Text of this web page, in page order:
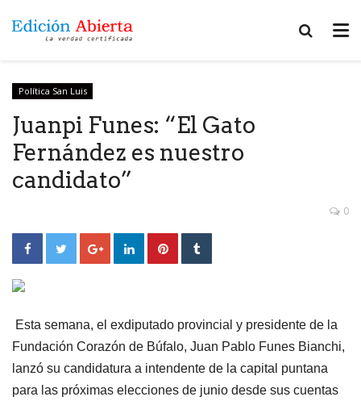
Política San Luis
Juanpi Funes: “El Gato
Fernández es nuestro
candidato”
0
Esta semana, el exdiputado provincial y presidente de la
Fundación Corazón de Búfalo, Juan Pablo Funes Bianchi,
lanzó su candidatura a intendente de la capital puntana
para las próximas elecciones de junio desde sus cuentas